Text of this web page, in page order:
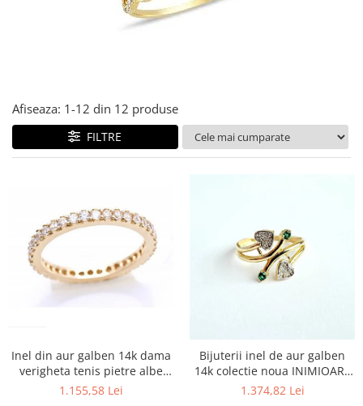
Cercei de aur lungi cu lant
Afiseaza: 1-12 din 12 produse
FILTRE
Inel din aur galben 14k dama
verigheta tenis pietre albe
R15
1.155,58 Lei
Bijuterii inel de aur galben
14k colectie noua INIMIOARE
R13
1.374,82 Lei